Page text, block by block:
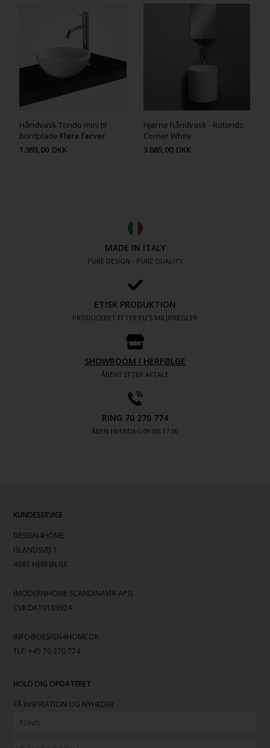
Håndvask Tondo mini til
bordplade Flere farver
1.993,00 DKK
Hjørne håndvask - Rotondo
Corner White
3.085,00 DKK
MADE IN ITALY
PURE DESIGN - PURE QUALITY
ETISK PRODUKTION
PRODUCERET EFTER EU´S MILJØREGLER
SHOWROOM I HERFØLGE
ÅBENT EFTER AFTALE
RING 70 270 774
ÅBEN HVERDAG 09:00-17.00
KUNDESERVICE
DESIGN4HOME
ISLANDSVEJ 1
4681 HERFØLGE
(MODERNHOME SCANDINAVIA APS)
CVR:DK10103924
INFO@DESIGN4HOME.DK
TLF. +45 70 270 774
HOLD DIG OPDATERET
FÅ INSPIRATION OG NYHEDER